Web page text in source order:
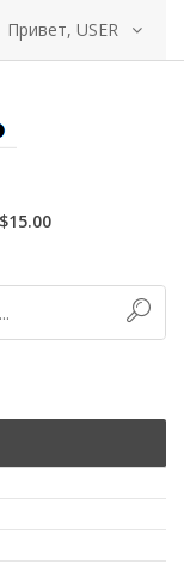
Привет, USER
$15.00